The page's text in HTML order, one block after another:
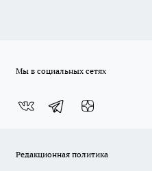
Мы в социальных сетях
Редакционная политика